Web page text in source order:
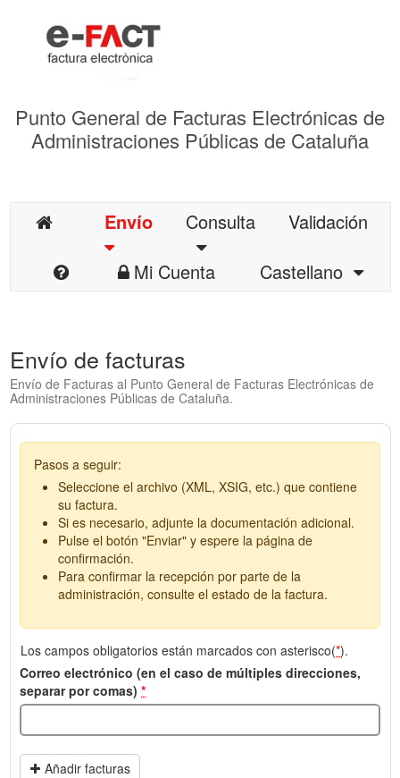
Punto General de Facturas Electrónicas de
Administraciones Públicas de Cataluña
Envío Consulta
Validación
Mi Cuenta
Castellano
Envío de facturas
Envío de Facturas al Punto General de Facturas Electrónicas de
Administraciones Públicas de Cataluña.
Pasos a seguir:
Seleccione el archivo (XML, XSIG, etc.) que contiene
su factura.
Si es necesario, adjunte la documentación adicional.
Pulse el botón "Enviar" y espere la página de
confirmación.
Para confirmar la recepción por parte de la
administración, consulte el estado de la factura.
Los campos obligatorios están marcados con asterisco(*).
Correo electrónico (en el caso de múltiples direcciones,
separar por comas) *
Añadir facturas